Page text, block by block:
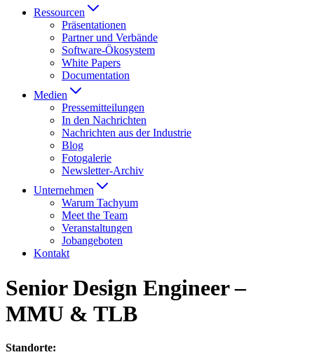
Ressourcen
Präsentationen
Partner und Verbände
Software-Ökosystem
White Papers
Documentation
Medien
Presse­mitteilungen
In den Nachrichten
Nachrichten aus der Industrie
Blog
Fotogalerie
Newsletter-Archiv
Unternehmen
Warum Tachyum
Meet the Team
Veranstaltungen
Jobangeboten
Kontakt
Senior Design Engineer –
MMU & TLB
Standorte: